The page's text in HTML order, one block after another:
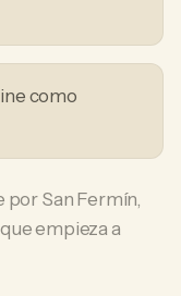
como
San Fermín,
empieza a